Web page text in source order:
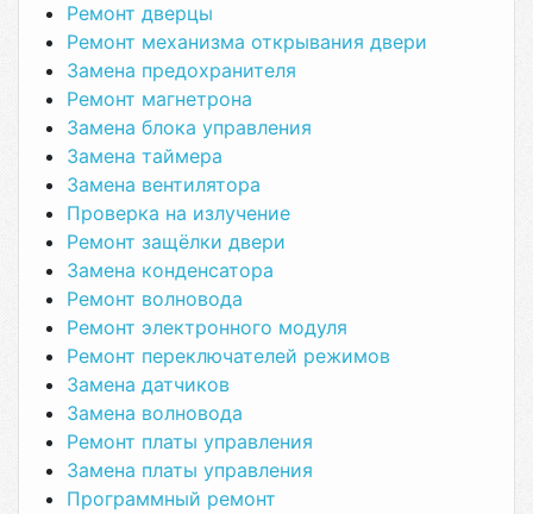
Ремонт дверцы
Ремонт механизма открывания двери
Замена предохранителя
Ремонт магнетрона
Замена блока управления
Замена таймера
Замена вентилятора
Проверка на излучение
Ремонт защёлки двери
Замена конденсатора
Ремонт волновода
Ремонт электронного модуля
Ремонт переключателей режимов
Замена датчиков
Замена волновода
Ремонт платы управления
Замена платы управления
Программный ремонт